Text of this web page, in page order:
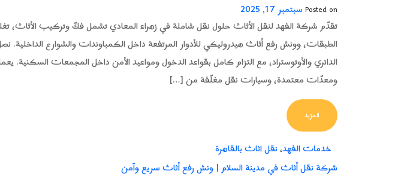
Posted onسبتمبر 17, 2025
تقدّم شركة الفهد لنقل الأثاث حلول نقل شاملة في زهراء المعادي تشمل فكّ وتركيب الأثاث،
الطبقات، وونش رفع أثاث هيدروليكي للأدوار المرتفعة داخل الكمباوندات والشوارع الداخلية.
الدائري والأوتوستراد، مع التزام كامل بقواعد الدخول ومواعيد الأمن داخل المجمعات السكنية.
ومعدّات معتمدة، وسيارات نقل مغلّفة من […]
المزيدFROM شركة نقل أثاث بزهراء المعادي | ونش رفع أثاث هيدروليكي
خدمات الفهد،نقل اثاث بالقاهرة
شركة نقل أثاث في مدينة السلام | ونش رفع أثاث سريع وآمن